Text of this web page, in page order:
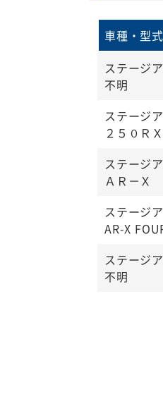
車種・型式
ステージア
不明
ステージア
２５０Ｒ
ステージア
ＡＲ－Ｘ
ステージア
AR-X
ステージア
不明